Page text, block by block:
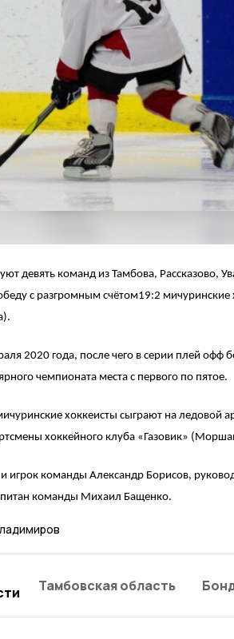
девять команд из Тамбова, Рассказово,
с разгромным счётом19:2
2020 года, после чего в серии плей
чемпионата места с первого по пятое.
хоккеисты сыграют на ледовой
хоккейного клуба «Газовик»
игрок команды Александр Борисов,
команды Михаил Бащенко.
Тамбовская область